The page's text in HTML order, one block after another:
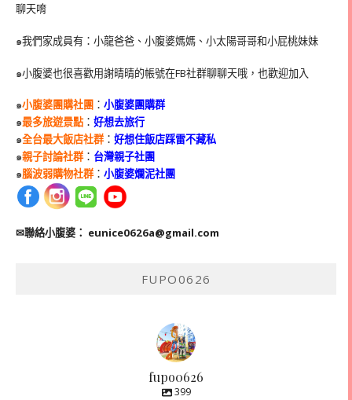
聊天唷
๑我們家成員有：小龍爸爸、小腹婆媽媽、小太陽哥哥和小屁桃妹妹
๑小腹婆也很喜歡用謝晴晴的帳號在FB社群聊聊天哦，也歡迎加入
๑小腹婆團購社團 ： 小腹婆團購群
๑最多旅遊景點： 好想去旅行
๑全台最大飯店社群： 好想住飯店踩雷不藏私
๑親子討論社群： 台灣親子社團
๑腦波弱購物社群： 小腹婆爛泥社團
✉聯絡小腹婆： eunice0626a@gmail.com
FUPO0626
fupo0626
399